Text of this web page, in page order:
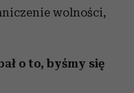
wolności,
o to, byśmy się